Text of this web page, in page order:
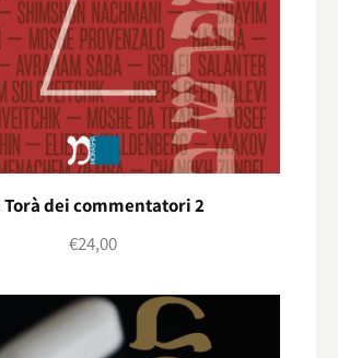
Torà dei commentatori 2
€24,00